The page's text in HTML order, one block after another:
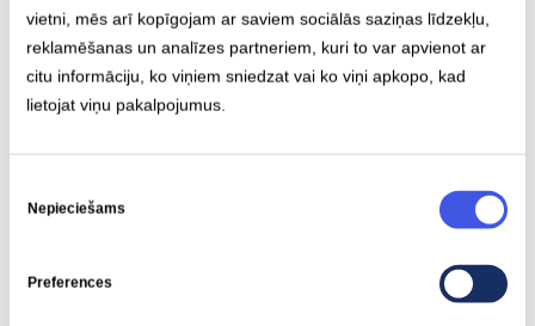
vietni, mēs arī kopīgojam ar saviem sociālās saziņas līdzekļu,
reklamēšanas un analīzes partneriem, kuri to var apvienot ar
citu informāciju, ko viņiem sniedzat vai ko viņi apkopo, kad
lietojat viņu pakalpojumus.
izvēle
Nepieciešams
Preferences
attālumu ir automobiļa tehnoloģija. Dati parāda,plug-
inhibrīdauto lietotāju vidū tikai 13% pārsniedz 50
kilometru dienā, kamēr elektroauto īpašnieku vidū
tādi ir teju trešdaļa.
*Pētījumu veica SKDS laika posmā no 20.06.2025. līdz 30.06.2025.
Aptaujā piedalījās 209 Latvijas pastāvīgie iedzīvotāji vecumā no
18 gadiem, kuriem pašiem vai viņu ģimenē ir elektroauto vaiplug-